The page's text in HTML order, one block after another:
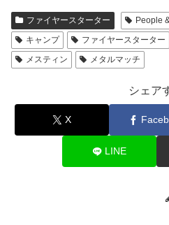
ファイヤースターター People
キャンプ
ファイヤースターター
メスティン
メタルマッチ
シェア
X
LINE